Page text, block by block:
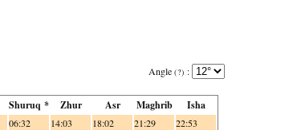
Angle (?) :
Shuruq * Zhur Asr Maghrib Isha
06:32 14:03 18:02 21:29 22:53